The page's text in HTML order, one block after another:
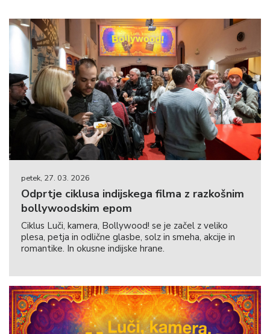
petek, 27. 03. 2026
Odprtje ciklusa indijskega filma z razkošnim
bollywoodskim epom
Ciklus Luči, kamera, Bollywood! se je začel z veliko
plesa, petja in odlične glasbe, solz in smeha, akcije in
romantike. In okusne indijske hrane.